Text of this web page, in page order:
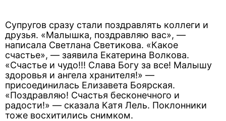
Супругов сразу стали поздравлять коллеги и
друзья. «Малышка, поздравляю вас», —
написала Светлана Светикова. «Какое
счастье», — заявила Екатерина Волкова.
«Счастье и чудо!!! Слава Богу за все! Малышу
здоровья и ангела хранителя!» —
присоединилась Елизавета Боярская.
«Поздравляю! Счастья бесконечного и
радости!» — сказала Катя Лель. Поклонники
тоже восхитились снимком.